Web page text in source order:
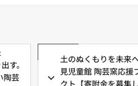
す。
陶芸
土のぬくもりを未来
見児童館 陶芸窯応援
クト【寄附金を募集